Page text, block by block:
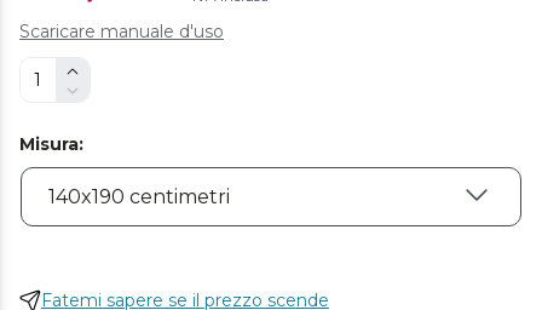
Scaricare manuale d'uso
Misura:
Fatemi sapere se il prezzo scende